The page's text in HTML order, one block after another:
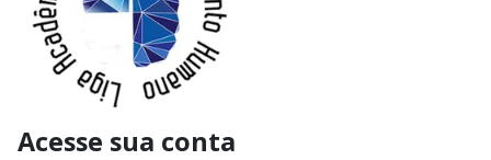
Acesse sua conta